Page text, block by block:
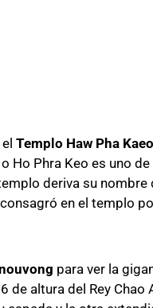
Templo Haw Pha Kaeo
Ho Phra Keo es uno
deriva su nombre
en el templo
para ver la
de altura del Rey